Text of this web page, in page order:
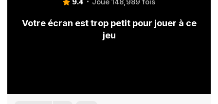
Votre écran est trop petit pour jouer à ce
jeu